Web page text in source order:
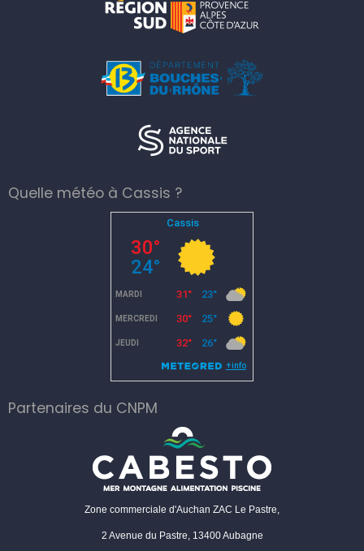
Quelle météo à Cassis ?
Partenaires du CNPM
Zone commerciale d'Auchan ZAC Le Pastre,
2 Avenue du Pastre, 13400 Aubagne